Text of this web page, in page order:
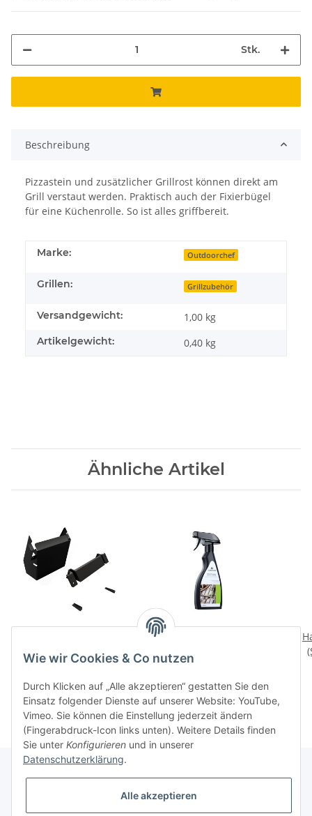
Stk.
Beschreibung
Pizzastein und zusätzlicher Grillrost können direkt am
Grill verstaut werden. Praktisch auch der Fixierbügel
für eine Küchenrolle. So ist alles griffbereit.
Marke: Outdoorchef
Grillen: Grillzubehör
Versandgewicht: 1,00 kg
Artikelgewicht: 0,40 kg
Ähnliche Artikel
89,90 CHF
Wie wir Cookies & Co nutzen
Durch Klicken auf „Alle akzeptieren“ gestatten Sie den
Einsatz folgender Dienste auf unserer Website: YouTube,
Vimeo. Sie können die Einstellung jederzeit ändern
(Fingerabdruck-Icon links unten). Weitere Details finden
Sie unter Konfigurieren und in unserer
Datenschutzerklärung.
Alle akzeptieren